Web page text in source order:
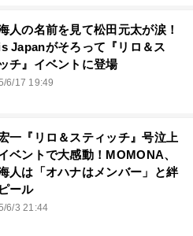
人の名前を見て松田元太が涙！
Japanがそろって『リロ＆ス
チ』イベントに登場
6/17 19:49
一『リロ＆スティッチ』号泣上
ベントで大感動！MOMONA、
人は「オハナはメンバー」と絆
ール
6/3 21:44